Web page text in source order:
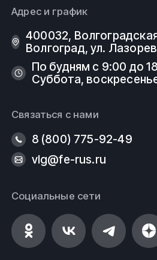
Адрес и график
400032,
Волгоград, ул.
По будням с 9:00 до
Суббота,
Связаться с нами
8 (800) 775-92-49
vlg@fe-rus.ru
Социальные сети